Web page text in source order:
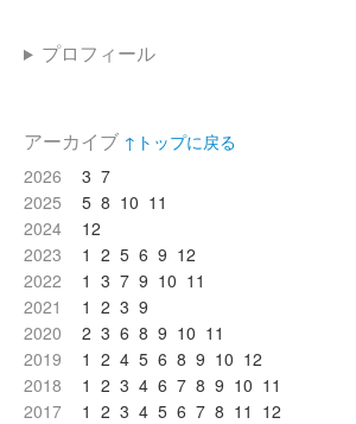
プロフィール
アーカイブ ↑トップに戻る
2026
3 7
2025
5 8 10 11
2024
12
2023
1 2 5 6 9 12
2022
1 3 7 9 10 11
2021
1 2 3 9
2020
2 3 6 8 9 10 11
2019
1 2 4 5 6 8 9 10 12
2018
1 2 3 4 6 7 8 9 10 11
2017
1 2 3 4 5 6 7 8 11 12